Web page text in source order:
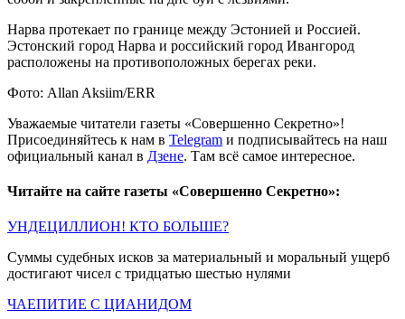
Нарва протекает по границе между Эстонией и Россией.
Эстонский город Нарва и российский город Ивангород
расположены на противоположных берегах реки.
Фото: Allan Aksiim/ERR
Уважаемые читатели газеты «Совершенно Секретно»!
Присоединяйтесь к нам в Telegram и подписывайтесь на наш
официальный канал в Дзене. Там всё самое интересное.
Читайте на сайте газеты «Совершенно Секретно»:
УНДЕЦИЛЛИОН! КТО БОЛЬШЕ?
Суммы судебных исков за материальный и моральный ущерб
достигают чисел с тридцатью шестью нулями
ЧАЕПИТИЕ С ЦИАНИДОМ